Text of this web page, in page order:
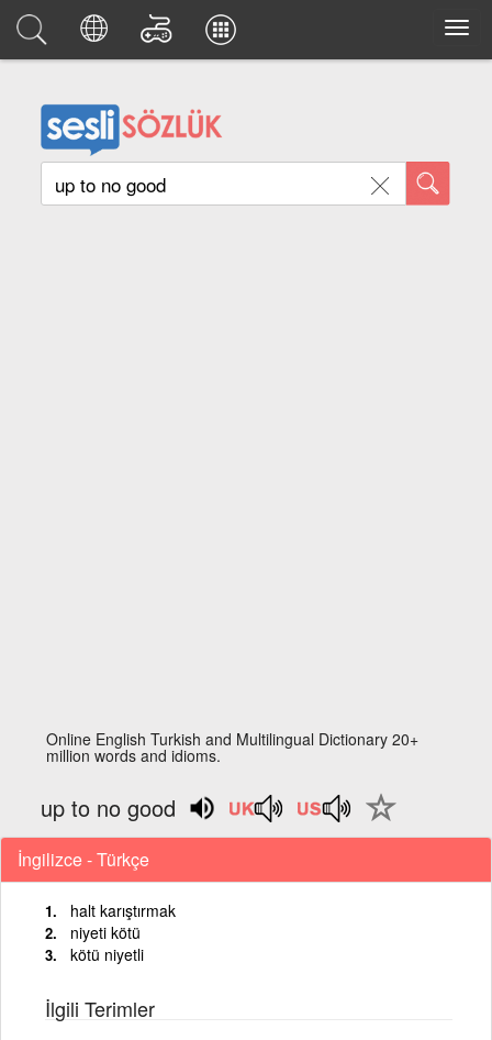
Online English Turkish and Multilingual Dictionary 20+
million words and idioms.
up to no good
İngilizce - Türkçe
halt karıştırmak
niyeti kötü
kötü niyetli
İlgili Terimler